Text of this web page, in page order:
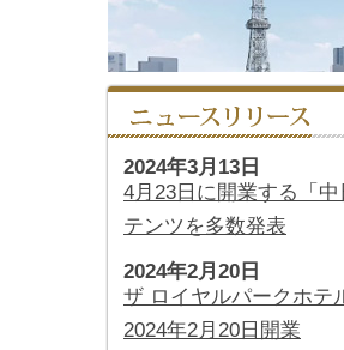
2024年3月13日
4月23日に開業する「
テンツを多数発表
2024年2月20日
ザ ロイヤルパークホテ
2024年2月20日開業